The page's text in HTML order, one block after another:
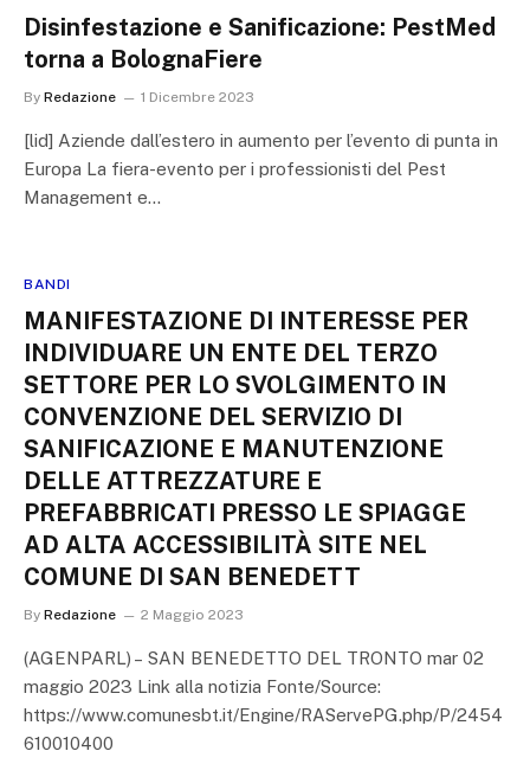
Disinfestazione e Sanificazione: PestMed
torna a BolognaFiere
By Redazione 1 Dicembre 2023
[lid] Aziende dall’estero in aumento per l’evento di punta in
Europa La fiera-evento per i professionisti del Pest
Management e…
BANDI
MANIFESTAZIONE DI INTERESSE PER
INDIVIDUARE UN ENTE DEL TERZO
SETTORE PER LO SVOLGIMENTO IN
CONVENZIONE DEL SERVIZIO DI
SANIFICAZIONE E MANUTENZIONE
DELLE ATTREZZATURE E
PREFABBRICATI PRESSO LE SPIAGGE
AD ALTA ACCESSIBILITÀ SITE NEL
COMUNE DI SAN BENEDETT
By Redazione 2 Maggio 2023
(AGENPARL) – SAN BENEDETTO DEL TRONTO mar 02
maggio 2023 Link alla notizia Fonte/Source:
https://www.comunesbt.it/Engine/RAServePG.php/P/2454
610010400